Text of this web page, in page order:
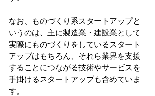
なお、ものづくり系スタートアップと
いうのは、主に製造業・建設業として
実際にものづくりをしているスタート
アップはもちろん、それら業界を支援
することにつながる技術やサービスを
手掛けるスタートアップも含めていま
す。